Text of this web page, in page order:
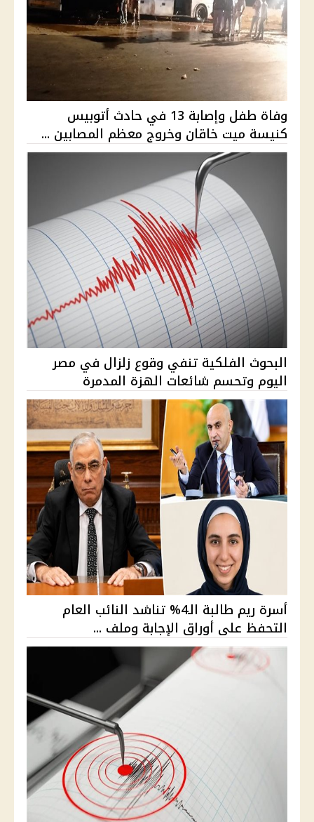
وفاة طفل وإصابة 13 في حادث أتوبيس
كنيسة ميت خاقان وخروج معظم المصابين ...
البحوث الفلكية تنفي وقوع زلزال في مصر
اليوم وتحسم شائعات الهزة المدمرة
أسرة ريم طالبة الـ4% تناشد النائب العام
التحفظ على أوراق الإجابة وملف ...